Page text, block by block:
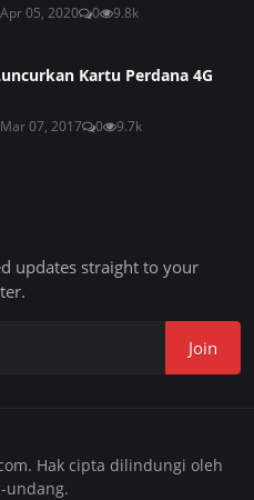
Apr 05, 2020 0 9.8k
Kartu Perdana 4G
Mar 07, 2017 0 9.7k
updates straight to your
Join
Hak cipta dilindungi oleh
undang.